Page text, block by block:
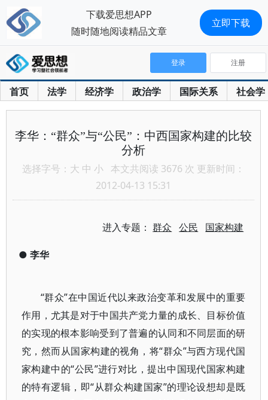
首页 法学 经济学 政治学 国际关系 社会学
登录 注册
李华：“群众”与“公民”：中西国家构建的比较
分析
选择字号： 大 中 小 本文共阅读 3676 次 更新时间：
2012-04-13 15:31
进入专题：群众 公民 国家构建
● 李华
“群众”在中国近代以来政治变革和发展中的重要
作用，尤其是对于中国共产党力量的成长、目标价值
的实现的根本影响受到了普遍的认同和不同层面的研
究，然而从国家构建的视角，将“群众”与西方现代国
家构建中的“公民”进行对比，提出中国现代国家构建
的特有逻辑，即“从群众构建国家”的理论设想却是既
下载爱思想APP
随时随地阅读精品文章
立即下载